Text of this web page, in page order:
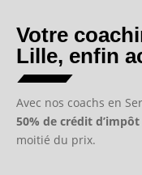
Votre
Lille, enfin
Avec nos coachs en
50% de crédit
moitié du prix.